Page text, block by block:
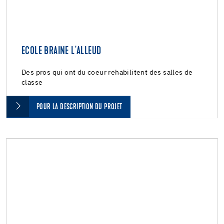
ECOLE BRAINE L'ALLEUD
Des pros qui ont du coeur rehabilitent des salles de
classe
POUR LA DESCRIPTION DU PROJET